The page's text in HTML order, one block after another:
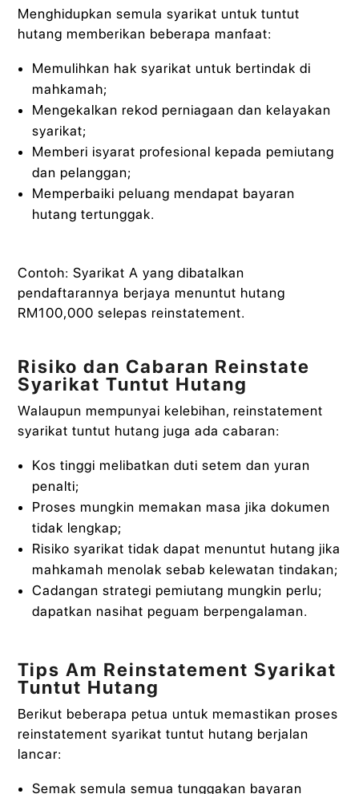
Menghidupkan semula syarikat untuk tuntut
hutang memberikan beberapa manfaat:
Memulihkan hak syarikat untuk bertindak di
mahkamah;
Mengekalkan rekod perniagaan dan kelayakan
syarikat;
Memberi isyarat profesional kepada pemiutang
dan pelanggan;
Memperbaiki peluang mendapat bayaran
hutang tertunggak.
Contoh: Syarikat A yang dibatalkan
pendaftarannya berjaya menuntut hutang
RM100,000 selepas reinstatement.
Risiko dan Cabaran Reinstate
Syarikat Tuntut Hutang
Walaupun mempunyai kelebihan, reinstatement
syarikat tuntut hutang juga ada cabaran:
Kos tinggi melibatkan duti setem dan yuran
penalti;
Proses mungkin memakan masa jika dokumen
tidak lengkap;
Risiko syarikat tidak dapat menuntut hutang jika
mahkamah menolak sebab kelewatan tindakan;
Cadangan strategi pemiutang mungkin perlu;
dapatkan nasihat peguam berpengalaman.
Tips Am Reinstatement Syarikat
Tuntut Hutang
Berikut beberapa petua untuk memastikan proses
reinstatement syarikat tuntut hutang berjalan
lancar:
Semak semula semua tunggakan bayaran